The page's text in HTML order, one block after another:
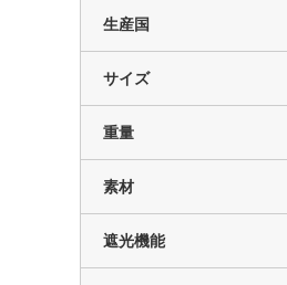
生産国
サイズ
重量
素材
遮光機能